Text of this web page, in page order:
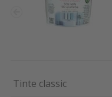
Tinte classic